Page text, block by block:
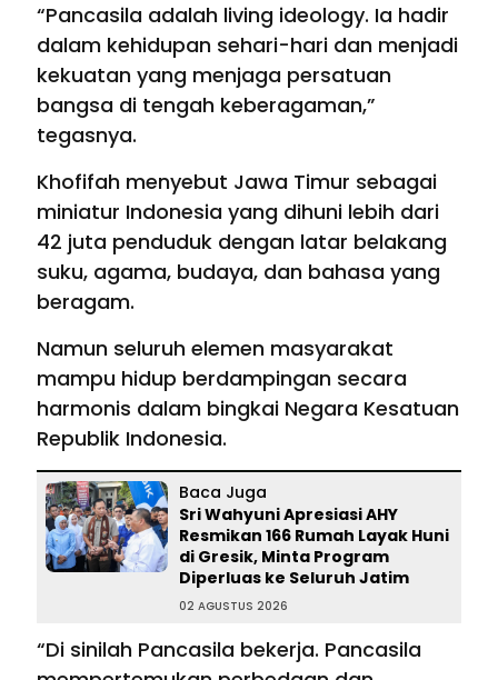
“Pancasila adalah living ideology. Ia hadir
dalam kehidupan sehari-hari dan menjadi
kekuatan yang menjaga persatuan
bangsa di tengah keberagaman,”
tegasnya.
Khofifah menyebut Jawa Timur sebagai
miniatur Indonesia yang dihuni lebih dari
42 juta penduduk dengan latar belakang
suku, agama, budaya, dan bahasa yang
beragam.
Namun seluruh elemen masyarakat
mampu hidup berdampingan secara
harmonis dalam bingkai Negara Kesatuan
Republik Indonesia.
Baca Juga
Sri Wahyuni Apresiasi AHY
Resmikan 166 Rumah Layak Huni
di Gresik, Minta Program
Diperluas ke Seluruh Jatim
02 AGUSTUS 2026
“Di sinilah Pancasila bekerja. Pancasila